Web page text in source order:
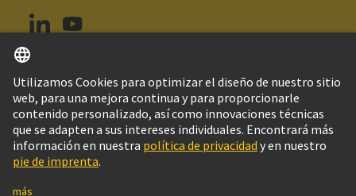
Chile Español
© Grupo Tecnológico HARTING